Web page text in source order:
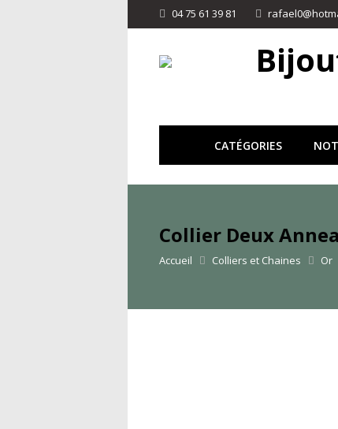
04 75 61 39 81
CATÉGORIES
Collier Deux
Accueil Colliers et Chaines Or